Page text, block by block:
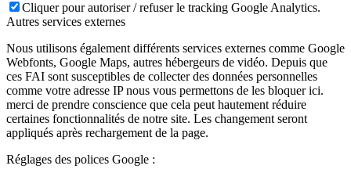
Cliquer pour autoriser / refuser le tracking Google Analytics.
Autres services externes
Nous utilisons également différents services externes comme Google
Webfonts, Google Maps, autres hébergeurs de vidéo. Depuis que
ces FAI sont susceptibles de collecter des données personnelles
comme votre adresse IP nous vous permettons de les bloquer ici.
merci de prendre conscience que cela peut hautement réduire
certaines fonctionnalités de notre site. Les changement seront
appliqués après rechargement de la page.
Réglages des polices Google :